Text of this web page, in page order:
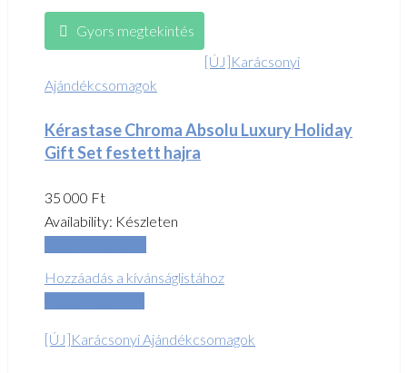
Gyors megtekintés
[ÚJ]Karácsonyi
Ajándékcsomagok
Kérastase Chroma Absolu Luxury Holiday
Gift Set festett hajra
35 000 Ft
Availability: Készleten
Hozzáadás a kívánságlistához
[ÚJ]Karácsonyi Ajándékcsomagok